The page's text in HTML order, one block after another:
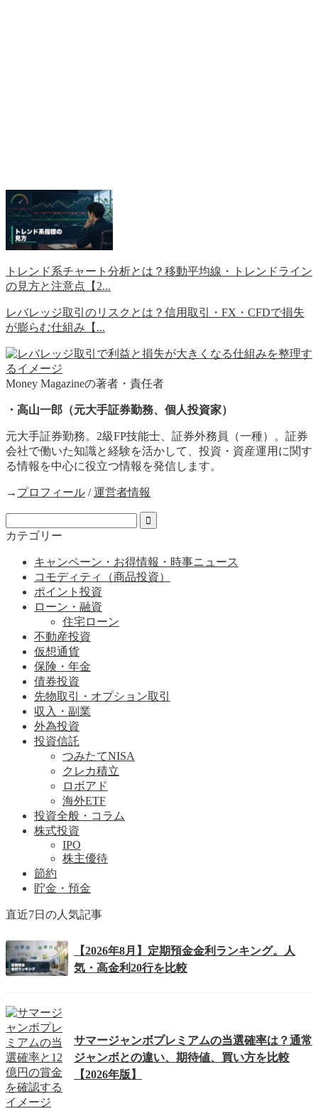
トレンド系チャート分析とは？移動平均線・トレンドライン
の見方と注意点【2...
レバレッジ取引のリスクとは？信用取引・FX・CFDで損失
が膨らむ仕組み【...
Money Magazineの著者・責任者
・高山一郎（元大手証券勤務、個人投資家）
元大手証券勤務。2級FP技能士、証券外務員（一種）。証券
会社で働いた知識と経験を活かして、投資・資産運用に関す
る情報を中心に役立つ情報を発信します。
→ プロフィール /運営者情報
カテゴリー
キャンペーン・お得情報・時事ニュース
コモディティ（商品投資）
ポイント投資
ローン・融資
住宅ローン
不動産投資
仮想通貨
保険・年金
債券投資
先物取引・オプション取引
収入・副業
外為投資
投資信託
つみたてNISA
クレカ積立
ロボアド
海外ETF
投資全般・コラム
株式投資
IPO
株主優待
節約
貯金・預金
直近7日の人気記事
【2026年8月】定期預金金利ランキング。人
気・高金利20行を比較
サマージャンボプレミアムの当選確率は？通常
ジャンボとの違い、期待値、買い方を比較
【2026年版】